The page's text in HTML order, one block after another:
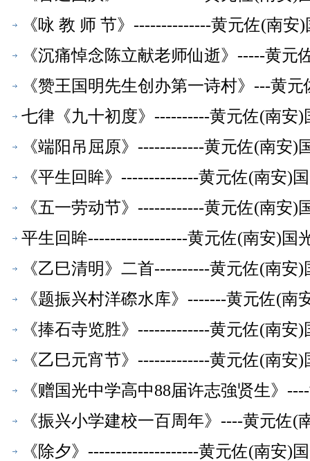
《咏 教 师 节》--------------黄元佐(南
《沉痛悼念陈立献老师仙逝》-----黄
《赞王国明先生创办第一诗村》---黄
七律《九十初度》----------黄元佐(南安
《端阳吊屈原》------------黄元佐(南安
《平生回眸》--------------黄元佐(南安)
《五一劳动节》------------黄元佐(南安
平生回眸------------------黄元佐(南安)国
《乙巳清明》二首----------黄元佐(南
《题振兴村洋磜水库》-------黄元佐(
《捧石寺览胜》-------------黄元佐(南
《乙巳元宵节》-------------黄元佐(南
《赠国光中学高中88届许志強贤生》
《振兴小学建校一百周年》----黄元佐
《除夕》--------------------黄元佐(南安)